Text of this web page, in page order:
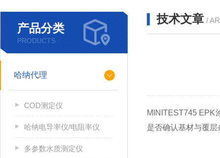
产品分类
PRODUCTS
哈纳代理
COD测定仪
哈纳电导率仪/电阻率仪
多参数水质测定仪
技术文章 /
MINITEST745 EPK
是否确认基材与覆